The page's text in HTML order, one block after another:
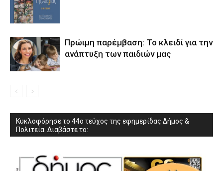
Πρώιμη παρέμβαση: Το κλειδί για την
ανάπτυξη των παιδιών µας
Κυκλοφόρησε το 44ο τεύχος της εφημερίδας Δήμος &
Πολιτεία. Διαβάστε το: